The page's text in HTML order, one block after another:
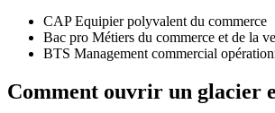
CAP Equipier polyvalent du commerce
Bac pro Métiers du commerce et de la
BTS Management commercial
Comment ouvrir un glacier